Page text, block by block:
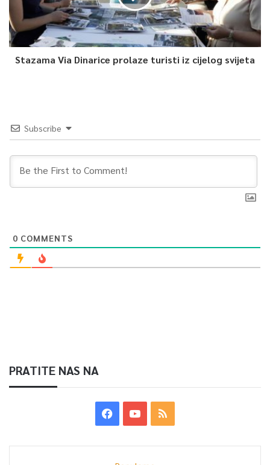
Stazama Via Dinarice prolaze turisti iz cijelog svijeta
Subscribe
0 COMMENTS
PRATITE NAS NA